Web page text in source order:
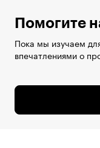
Помогите
Пока мы изучаем
впечатлениями о